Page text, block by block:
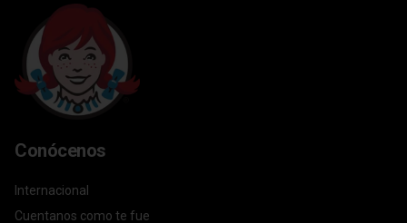
Conócenos
Internacional
Cuentanos como te fue